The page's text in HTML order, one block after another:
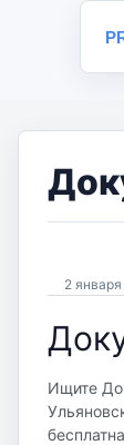
2
Ищите